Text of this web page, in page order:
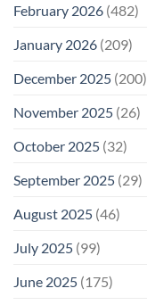
February 2026 (482)
January 2026 (209)
December 2025 (200)
November 2025 (26)
October 2025 (32)
September 2025 (29)
August 2025 (46)
July 2025 (99)
June 2025 (175)